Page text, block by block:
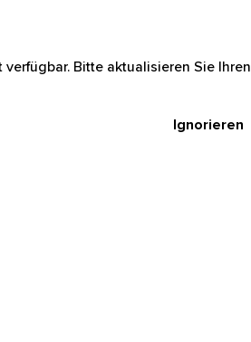
Bitte aktualisieren Sie Ihren
Ignorieren